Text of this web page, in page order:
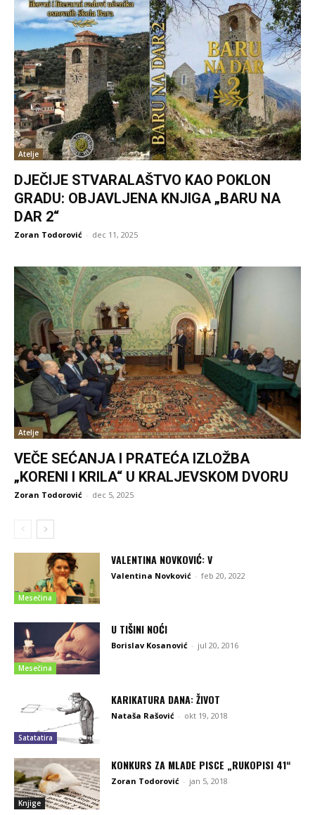
Atelje
DJEČIJE STVARALAŠTVO KAO POKLON
GRADU: OBJAVLJENA KNJIGA „BARU NA
DAR 2“
Zoran Todorović - dec 11, 2025
Atelje
VEČE SEĆANJA I PRATEĆA IZLOŽBA
„KORENI I KRILA“ U KRALJEVSKOM DVORU
Zoran Todorović - dec 5, 2025
Mesečina
VALENTINA NOVKOVIĆ: V
Valentina Novković - feb 20, 2022
Mesečina
U TIŠINI NOĆI
Borislav Kosanović - jul 20, 2016
Satatatira
KARIKATURA DANA: ŽIVOT
Nataša Rašović - okt 19, 2018
Knjige
KONKURS ZA MLADE PISCE „RUKOPISI 41“
Zoran Todorović - jan 5, 2018